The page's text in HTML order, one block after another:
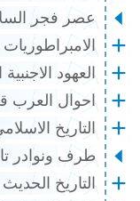
عصر فجر
العهود
احوال العرب
التاريخ
طرف ونوادر
التاريخ